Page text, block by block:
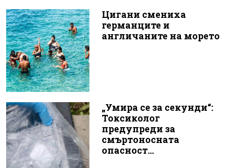
Цигани смениха
германците и
англичаните на морето
„Умира се за секунди“:
Токсиколог
предупреди за
смъртоносната
опасност...